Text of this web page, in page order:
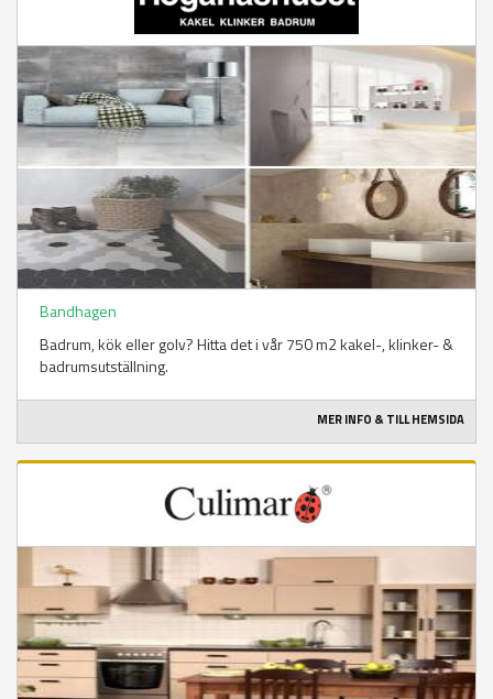
Bandhagen
Badrum, kök eller golv? Hitta det i vår 750 m2 kakel-, klinker- &
badrumsutställning.
MER INFO & TILL HEMSIDA